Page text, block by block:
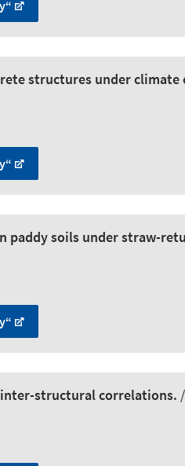
structures under climate
paddy soils under straw-
inter-structural correlations.